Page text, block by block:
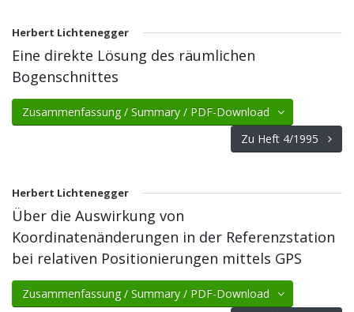
Herbert Lichtenegger
Eine direkte Lösung des räumlichen
Bogenschnittes
Zusammenfassung / Summary / PDF-Download
Zu Heft 4/1995
Herbert Lichtenegger
Über die Auswirkung von
Koordinatenänderungen in der Referenzstation
bei relativen Positionierungen mittels GPS
Zusammenfassung / Summary / PDF-Download